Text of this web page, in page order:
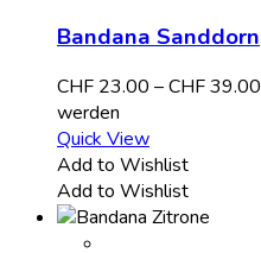
Bandana Sanddorn
CHF 23.00 –CHF39.00
werden
Quick View
Add to Wishlist
Add to Wishlist